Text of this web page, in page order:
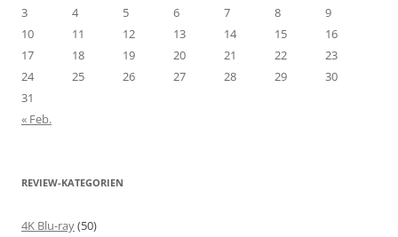
3
4 5 6 7 8
9
10
11 12 13 14 15
16
17
18 19 20 21 22
23
24
25 26 27 28 29
30
31
« Feb.
REVIEW-KATEGORIEN
4K Blu-ray(50)